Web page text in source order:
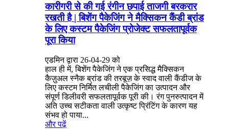
कारीगरी से की गई रंगीन छपाई ताजगी बरकरार
रखती है | बिशेंग पैकेजिंग ने मैक्सिकन कैंडी ब्रांड
के लिए कस्टम पैकेजिंग प्रोजेक्ट सफलतापूर्वक
पूरा किया
एडमिन द्वारा 26-04-29 को
हाल ही में, बिशेंग पैकेजिंग ने एक प्रसिद्ध मैक्सिकन
कैज़ुअल स्नैक ब्रांड की तरबूज़ के स्वाद वाली कैंडीज के
लिए कस्टम निर्मित लचीली पैकेजिंग का उत्पादन और
संपूर्ण डिलीवरी सफलतापूर्वक पूरी की। रंग पुनरुत्पादन में
अति उच्च सटीकता वाली उत्कृष्ट प्रिंटिंग के कारण यह
संभव हो पाया...
और पढ़ें